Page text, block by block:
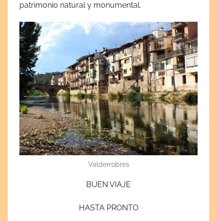
patrimonio natural y monumental.
Valderrobres
BUEN VIAJE
HASTA PRONTO